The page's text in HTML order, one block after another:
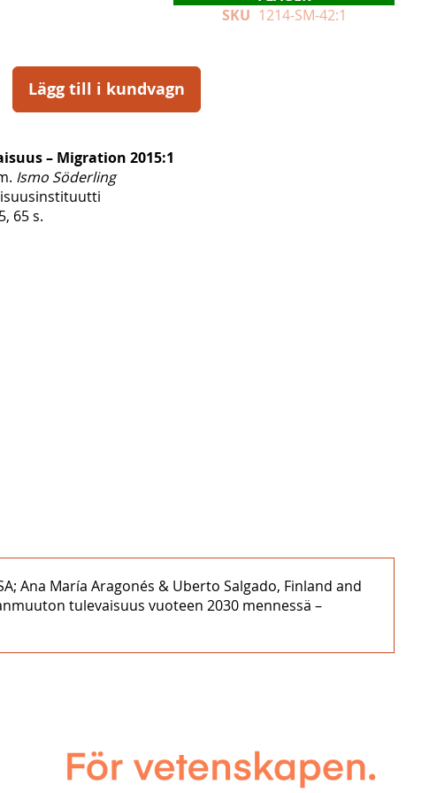
SKU 1214-SM-42:1
Lägg till i kundvagn
– Migration 2015:1
Ismo Söderling
65 s.
Ana María Aragonés & Uberto Salgado, Finland and
tulevaisuus vuoteen 2030 mennessä –